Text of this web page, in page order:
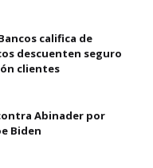
califica de
descuenten seguro
clientes
Abinader por
Biden